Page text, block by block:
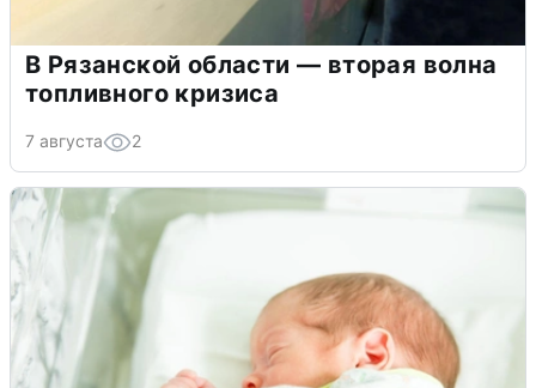
В Рязанской области — вторая волна
топливного кризиса
7 августа 2